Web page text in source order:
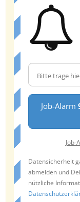
Job-Alarm
Job-
Datensicherheit
abmelden und
nützliche